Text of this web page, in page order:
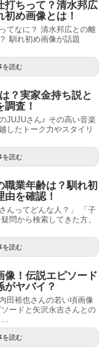
打ちって？清水邦広
め画像とは！
てなに？ 清水邦広との離
馴れ初め画像が話題
を読む
？実家金持ち説と
査！
JUJUさん♪ その高い音楽
したトーク力やスタイリ
を読む
職業年齢は？馴れ初
を確認！
んってどんな人？」 「子
問から検索してきた方、
を読む
像！伝説エピソード
がヤバイ？
田裕也さんの若い頃画像
ードと矢沢永吉さんとの
を読む